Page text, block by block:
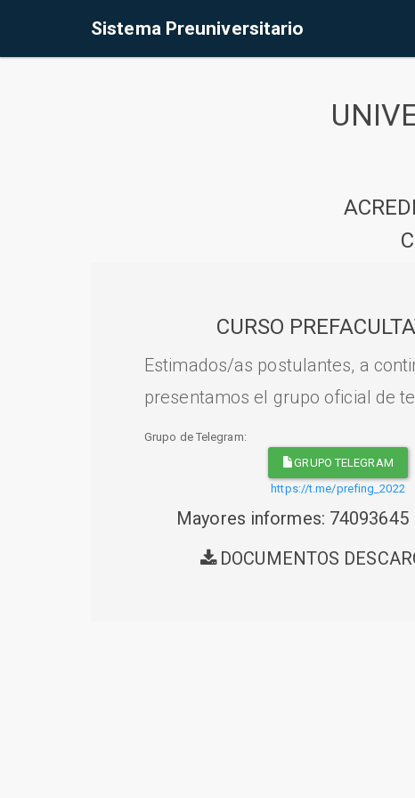
Sistema Preuniversitario
CURSO
Estimados/as postulantes, a
presentamos el grupo oficial de
Grupo de Telegram:
GRUPO TELEGRAM
https://t.me/prefing_2022
Mayores informes: 74093645
DOCUMENTOS